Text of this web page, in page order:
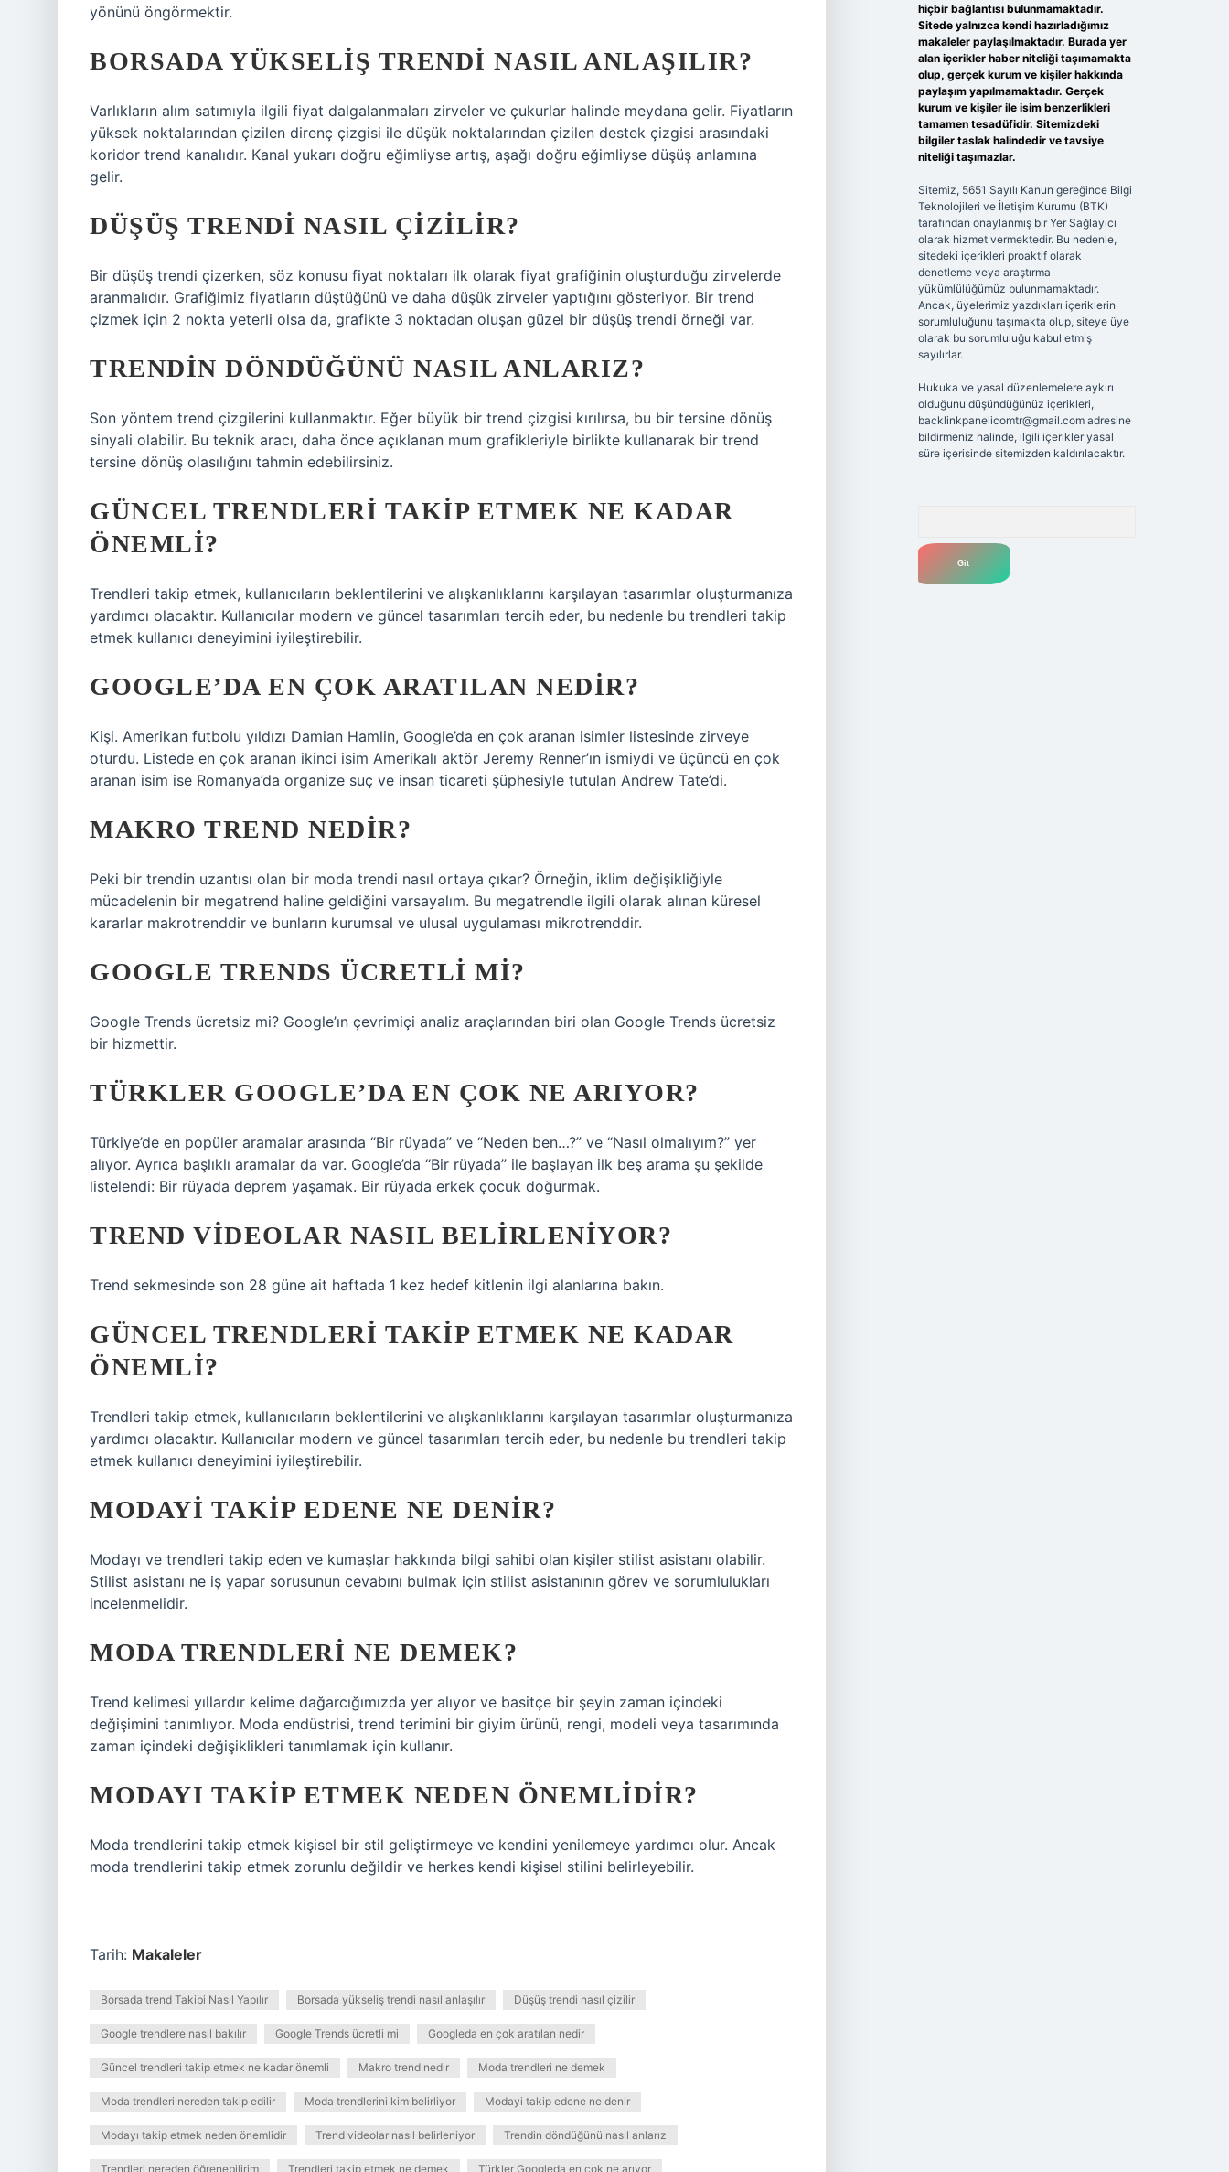
yönünü öngörmektir.
BORSADA YÜKSELIŞ TRENDI NASIL ANLAŞILIR?
Varlıkların alım satımıyla ilgili fiyat dalgalanmaları zirveler ve çukurlar halinde meydana gelir. Fiyatların
yüksek noktalarından çizilen direnç çizgisi ile düşük noktalarından çizilen destek çizgisi arasındaki
koridor trend kanalıdır. Kanal yukarı doğru eğimliyse artış, aşağı doğru eğimliyse düşüş anlamına
gelir.
DÜŞÜŞ TRENDI NASIL ÇIZILIR?
Bir düşüş trendi çizerken, söz konusu fiyat noktaları ilk olarak fiyat grafiğinin oluşturduğu zirvelerde
aranmalıdır. Grafiğimiz fiyatların düştüğünü ve daha düşük zirveler yaptığını gösteriyor. Bir trend
çizmek için 2 nokta yeterli olsa da, grafikte 3 noktadan oluşan güzel bir düşüş trendi örneği var.
TRENDIN DÖNDÜĞÜNÜ NASIL ANLARIZ?
Son yöntem trend çizgilerini kullanmaktır. Eğer büyük bir trend çizgisi kırılırsa, bu bir tersine dönüş
sinyali olabilir. Bu teknik aracı, daha önce açıklanan mum grafikleriyle birlikte kullanarak bir trend
tersine dönüş olasılığını tahmin edebilirsiniz.
GÜNCEL TRENDLERI TAKIP ETMEK NE KADAR
ÖNEMLI?
Trendleri takip etmek, kullanıcıların beklentilerini ve alışkanlıklarını karşılayan tasarımlar oluşturmanıza
yardımcı olacaktır. Kullanıcılar modern ve güncel tasarımları tercih eder, bu nedenle bu trendleri takip
etmek kullanıcı deneyimini iyileştirebilir.
GOOGLE’DA EN ÇOK ARATILAN NEDIR?
Kişi. Amerikan futbolu yıldızı Damian Hamlin, Google’da en çok aranan isimler listesinde zirveye
oturdu. Listede en çok aranan ikinci isim Amerikalı aktör Jeremy Renner’ın ismiydi ve üçüncü en çok
aranan isim ise Romanya’da organize suç ve insan ticareti şüphesiyle tutulan Andrew Tate’di.
MAKRO TREND NEDIR?
Peki bir trendin uzantısı olan bir moda trendi nasıl ortaya çıkar? Örneğin, iklim değişikliğiyle
mücadelenin bir megatrend haline geldiğini varsayalım. Bu megatrendle ilgili olarak alınan küresel
kararlar makrotrenddir ve bunların kurumsal ve ulusal uygulaması mikrotrenddir.
GOOGLE TRENDS ÜCRETLI MI?
Google Trends ücretsiz mi? Google’ın çevrimiçi analiz araçlarından biri olan Google Trends ücretsiz
bir hizmettir.
TÜRKLER GOOGLE’DA EN ÇOK NE ARIYOR?
Türkiye’de en popüler aramalar arasında “Bir rüyada” ve “Neden ben…?” ve “Nasıl olmalıyım?” yer
alıyor. Ayrıca başlıklı aramalar da var. Google’da “Bir rüyada” ile başlayan ilk beş arama şu şekilde
listelendi: Bir rüyada deprem yaşamak. Bir rüyada erkek çocuk doğurmak.
TREND VIDEOLAR NASIL BELIRLENIYOR?
Trend sekmesinde son 28 güne ait haftada 1 kez hedef kitlenin ilgi alanlarına bakın.
GÜNCEL TRENDLERI TAKIP ETMEK NE KADAR
ÖNEMLI?
Trendleri takip etmek, kullanıcıların beklentilerini ve alışkanlıklarını karşılayan tasarımlar oluşturmanıza
yardımcı olacaktır. Kullanıcılar modern ve güncel tasarımları tercih eder, bu nedenle bu trendleri takip
etmek kullanıcı deneyimini iyileştirebilir.
MODAYI TAKIP EDENE NE DENIR?
Modayı ve trendleri takip eden ve kumaşlar hakkında bilgi sahibi olan kişiler stilist asistanı olabilir.
Stilist asistanı ne iş yapar sorusunun cevabını bulmak için stilist asistanının görev ve sorumlulukları
incelenmelidir.
MODA TRENDLERI NE DEMEK?
Trend kelimesi yıllardır kelime dağarcığımızda yer alıyor ve basitçe bir şeyin zaman içindeki
değişimini tanımlıyor. Moda endüstrisi, trend terimini bir giyim ürünü, rengi, modeli veya tasarımında
zaman içindeki değişiklikleri tanımlamak için kullanır.
MODAYI TAKIP ETMEK NEDEN ÖNEMLIDIR?
Moda trendlerini takip etmek kişisel bir stil geliştirmeye ve kendini yenilemeye yardımcı olur. Ancak
moda trendlerini takip etmek zorunlu değildir ve herkes kendi kişisel stilini belirleyebilir.
Tarih: Makaleler
Borsada trend Takibi Nasıl Yapılır Borsada yükseliş trendi nasıl anlaşılır Düşüş trendi nasıl çizilir
Google trendlere nasıl bakılır Google Trends ücretli mi Googleda en çok aratılan nedir
Güncel trendleri takip etmek ne kadar önemli Makro trend nedir Moda trendleri ne demek
Moda trendleri nereden takip edilir Moda trendlerini kim belirliyor Modayi takip edene ne denir
Modayı takip etmek neden önemlidir Trend videolar nasıl belirleniyor Trendin döndüğünü nasıl anlarız
Trendleri nereden öğrenebilirim Trendleri takip etmek ne demek Türkler Googleda en çok ne arıyor
hiçbir bağlantısı bulunmamaktadır.
Sitede yalnızca kendi hazırladığımız
makaleler paylaşılmaktadır. Burada yer
alan içerikler haber niteliği taşımamakta
olup, gerçek kurum ve kişiler hakkında
paylaşım yapılmamaktadır. Gerçek
kurum ve kişiler ile isim benzerlikleri
tamamen tesadüfidir. Sitemizdeki
bilgiler taslak halindedir ve tavsiye
niteliği taşımazlar.
Sitemiz, 5651 Sayılı Kanun gereğince Bilgi
Teknolojileri ve İletişim Kurumu (BTK)
tarafından onaylanmış bir Yer Sağlayıcı
olarak hizmet vermektedir. Bu nedenle,
sitedeki içerikleri proaktif olarak
denetleme veya araştırma
yükümlülüğümüz bulunmamaktadır.
Ancak, üyelerimiz yazdıkları içeriklerin
sorumluluğunu taşımakta olup, siteye üye
olarak bu sorumluluğu kabul etmiş
sayılırlar.
Hukuka ve yasal düzenlemelere aykırı
olduğunu düşündüğünüz içerikleri,
backlinkpanelicomtr@gmail.comadresine
bildirmeniz halinde, ilgili içerikler yasal
süre içerisinde sitemizden kaldırılacaktır.